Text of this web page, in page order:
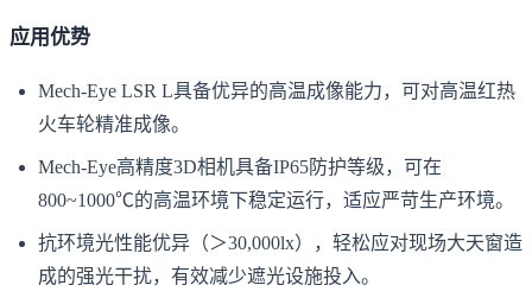
应用优势
Mech-Eye LSR L具备优异的高温成像能力，可对高温红热
火车轮精准成像。
Mech-Eye高精度3D相机具备IP65防护等级，可在
800~1000℃的高温环境下稳定运行，适应严苛生产环境。
抗环境光性能优异（＞30,000lx），轻松应对现场大天窗造
成的强光干扰，有效减少遮光设施投入。